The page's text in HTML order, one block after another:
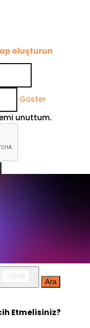
oluşturun
Göster
unuttum.
Ara
Etmelisiniz?